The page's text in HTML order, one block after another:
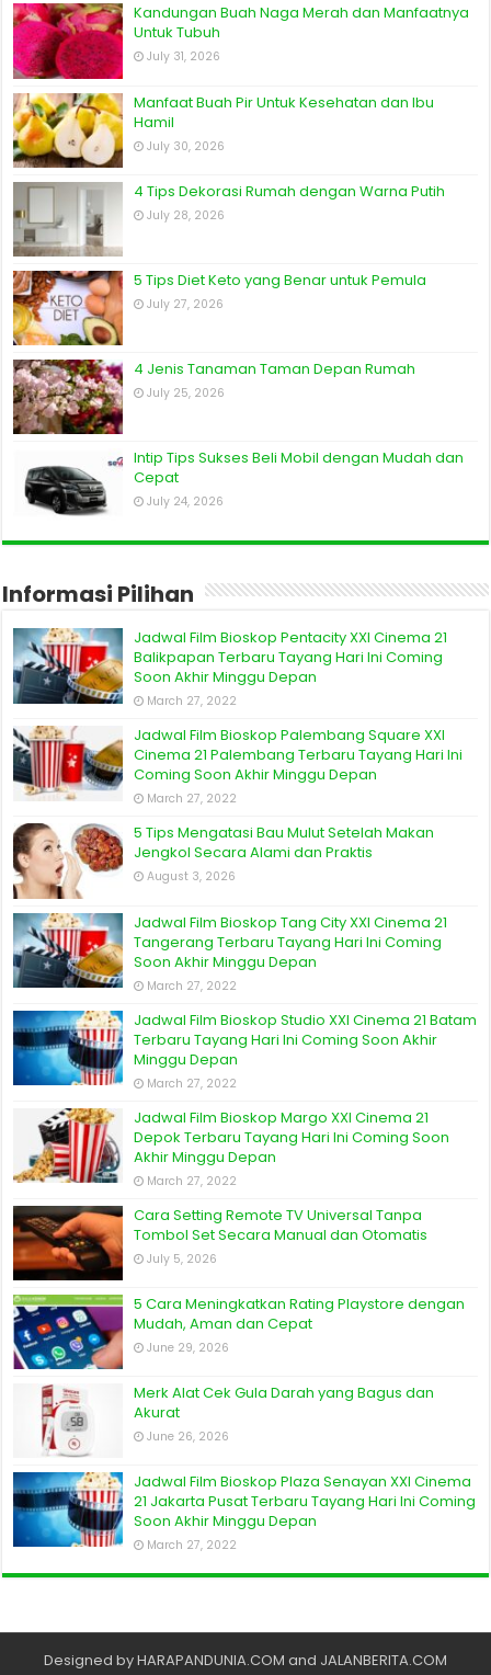
Kandungan Buah Naga Merah dan Manfaatnya
Untuk Tubuh
July 31, 2026
Manfaat Buah Pir Untuk Kesehatan dan Ibu
Hamil
July 30, 2026
4 Tips Dekorasi Rumah dengan Warna Putih
July 28, 2026
5 Tips Diet Keto yang Benar untuk Pemula
July 27, 2026
4 Jenis Tanaman Taman Depan Rumah
July 25, 2026
Intip Tips Sukses Beli Mobil dengan Mudah dan
Cepat
July 24, 2026
Informasi Pilihan
Jadwal Film Bioskop Pentacity XXI Cinema 21
Balikpapan Terbaru Tayang Hari Ini Coming
Soon Akhir Minggu Depan
March 27, 2022
Jadwal Film Bioskop Palembang Square XXI
Cinema 21 Palembang Terbaru Tayang Hari Ini
Coming Soon Akhir Minggu Depan
March 27, 2022
5 Tips Mengatasi Bau Mulut Setelah Makan
Jengkol Secara Alami dan Praktis
August 3, 2026
Jadwal Film Bioskop Tang City XXI Cinema 21
Tangerang Terbaru Tayang Hari Ini Coming
Soon Akhir Minggu Depan
March 27, 2022
Jadwal Film Bioskop Studio XXI Cinema 21 Batam
Terbaru Tayang Hari Ini Coming Soon Akhir
Minggu Depan
March 27, 2022
Jadwal Film Bioskop Margo XXI Cinema 21
Depok Terbaru Tayang Hari Ini Coming Soon
Akhir Minggu Depan
March 27, 2022
Cara Setting Remote TV Universal Tanpa
Tombol Set Secara Manual dan Otomatis
July 5, 2026
5 Cara Meningkatkan Rating Playstore dengan
Mudah, Aman dan Cepat
June 29, 2026
Merk Alat Cek Gula Darah yang Bagus dan
Akurat
June 26, 2026
Jadwal Film Bioskop Plaza Senayan XXI Cinema
21 Jakarta Pusat Terbaru Tayang Hari Ini Coming
Soon Akhir Minggu Depan
March 27, 2022
Designed byHARAPANDUNIA.COM and JALANBERITA.COM